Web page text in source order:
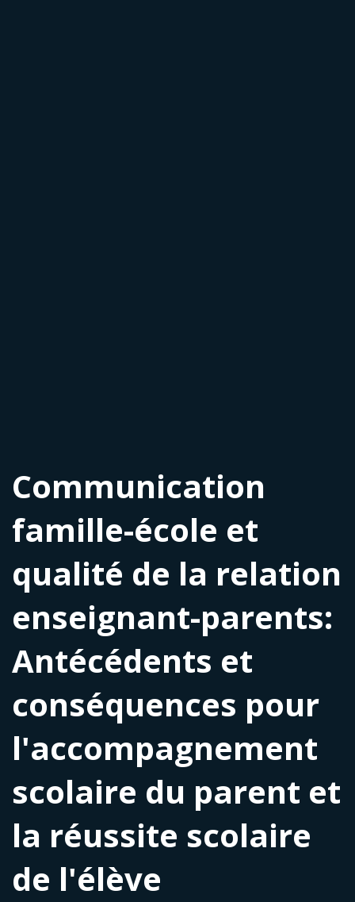
Communication
famille-école et
qualité de la relation
enseignant-parents:
Antécédents et
conséquences pour
l'accompagnement
scolaire du parent et
la réussite scolaire
de l'élève